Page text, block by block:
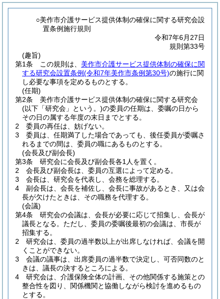
○美作市介護サービス提供体制の確保に関する研究会設
置条例施行規則
令和7年6月27日
規則第33号
(趣旨)
第1条
この規則は、 美作市介護サービス提供体制の確保に関
する研究会設置条例(令和7年美作市条例第30号)の施行に関
し必要な事項を定めるものとする。
(任期)
第2条
美作市介護サービス提供体制の確保に関する研究会
(以下「研究会」という。)の委員の任期は、委嘱の日から
その日の属する年度の末日までとする。
2
委員の再任は、妨げない。
3
委員は、任期満了した場合であっても、後任委員が委嘱さ
れるまでの間は、委員の職にあるものとする。
(会長及び副会長)
第3条
研究会に会長及び副会長各1人を置く。
2
会長及び副会長は、委員の互選によって定める。
3
会長は、研究会を代表し、会務を総理する。
4
副会長は、会長を補佐し、会長に事故があるとき、又は会
長が欠けたときは、その職務を代理する。
(会議)
第4条
研究会の会議は、会長が必要に応じて招集し、会長が
議長となる。 ただし、委員の委嘱後最初の会議は、市長が
招集する。
2
研究会は、委員の過半数以上が出席しなければ、会議を開
くことができない。
3
会議の議事は、出席委員の過半数で決定し、可否同数のと
きは、議長の決するところによる。
4
研究会は、介護保険全体の計画、その他関係する施策との
整合性を図り、関係機関と協働しながら検討を進めるもの
とする。